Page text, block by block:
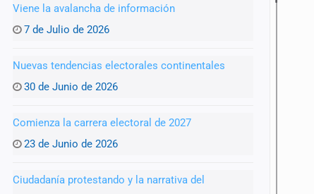
Viene la avalancha de información
7 de Julio de 2026
Nuevas tendencias electorales continentales
30 de Junio de 2026
Comienza la carrera electoral de 2027
23 de Junio de 2026
Ciudadanía protestando y la narrativa del